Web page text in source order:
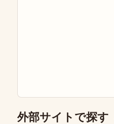
外部サイトで探す